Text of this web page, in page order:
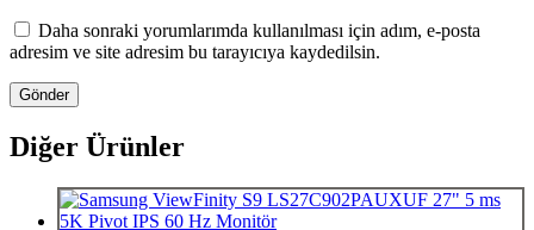
Daha sonraki yorumlarımda kullanılması için adım, e-posta
adresim ve site adresim bu tarayıcıya kaydedilsin.
Diğer Ürünler